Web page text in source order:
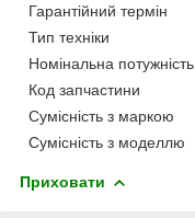
Гарантійний термін
Тип техніки
Номінальна потужність
Код запчастини
Сумісність з маркою
Сумісність з моделлю
Приховати